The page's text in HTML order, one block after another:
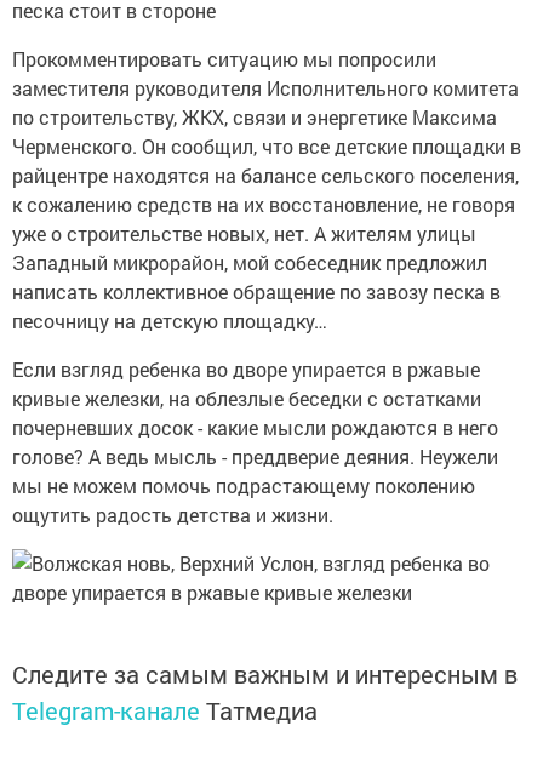
Прокомментировать ситуацию мы попросили
заместителя руководителя Исполнительного комитета
по строительству, ЖКХ, связи и энергетике Максима
Черменского. Он сообщил, что все детские площадки в
райцентре находятся на балансе сельского поселения,
к сожалению средств на их восстановление, не говоря
уже о строительстве новых, нет. А жителям улицы
Западный микрорайон, мой собеседник предложил
написать коллективное обращение по завозу песка в
песочницу на детскую площадку…
Если взгляд ребенка во дворе упирается в ржавые
кривые железки, на облезлые беседки с остатками
почерневших досок - какие мысли рождаются в него
голове? А ведь мысль - преддверие деяния. Неужели
мы не можем помочь подрастающему поколению
ощутить радость детства и жизни.
Следите за самым важным и интересным в
Telegram-канале Татмедиа